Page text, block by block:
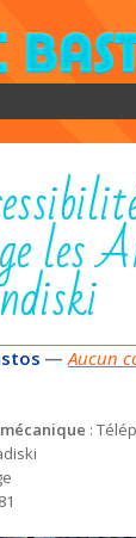
les
— Aucun
: